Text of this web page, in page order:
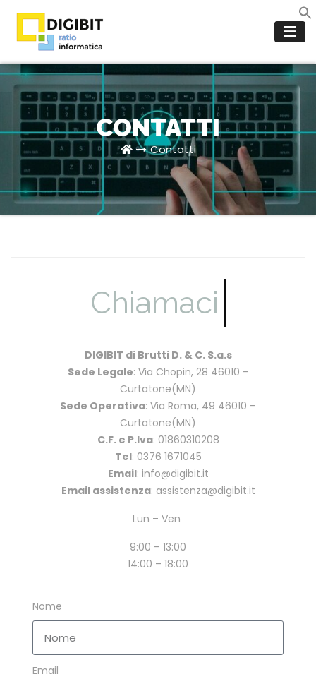
CONTATTI
Contatti
Chiamaci
DIGIBIT di Brutti D. & C. S.a.s
Sede Legale: Via Chopin, 28 46010 –
Curtatone(MN)
Sede Operativa: Via Roma, 49 46010 –
Curtatone(MN)
C.F. e P.Iva: 01860310208
Tel: 0376 1671045
Email: info@digibit.it
Email assistenza: assistenza@digibit.it
Lun – Ven
9:00 – 13:00
14:00 – 18:00
Nome
Email